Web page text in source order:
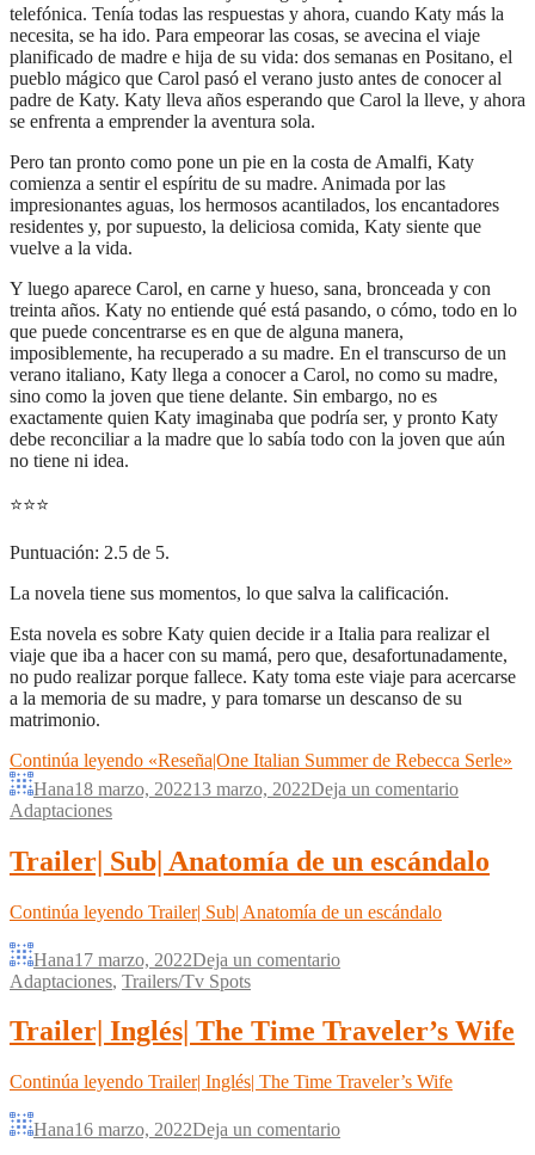
telefónica. Tenía todas las respuestas y ahora, cuando Katy más la
necesita, se ha ido. Para empeorar las cosas, se avecina el viaje
planificado de madre e hija de su vida: dos semanas en Positano, el
pueblo mágico que Carol pasó el verano justo antes de conocer al
padre de Katy. Katy lleva años esperando que Carol la lleve, y ahora
se enfrenta a emprender la aventura sola.
Pero tan pronto como pone un pie en la costa de Amalfi, Katy
comienza a sentir el espíritu de su madre. Animada por las
impresionantes aguas, los hermosos acantilados, los encantadores
residentes y, por supuesto, la deliciosa comida, Katy siente que
vuelve a la vida.
Y luego aparece Carol, en carne y hueso, sana, bronceada y con
treinta años. Katy no entiende qué está pasando, o cómo, todo en lo
que puede concentrarse es en que de alguna manera,
imposiblemente, ha recuperado a su madre. En el transcurso de un
verano italiano, Katy llega a conocer a Carol, no como su madre,
sino como la joven que tiene delante. Sin embargo, no es
exactamente quien Katy imaginaba que podría ser, y pronto Katy
debe reconciliar a la madre que lo sabía todo con la joven que aún
no tiene ni idea.
⭐⭐⭐
Puntuación: 2.5 de 5.
La novela tiene sus momentos, lo que salva la calificación.
Esta novela es sobre Katy quien decide ir a Italia para realizar el
viaje que iba a hacer con su mamá, pero que, desafortunadamente,
no pudo realizar porque fallece. Katy toma este viaje para acercarse
a la memoria de su madre, y para tomarse un descanso de su
matrimonio.
Continúa leyendo «Reseña|One Italian Summer de Rebecca Serle»
Hana18 marzo, 202213 marzo, 2022Deja un comentario
Adaptaciones
Trailer| Sub| Anatomía de un escándalo
Continúa leyendo Trailer| Sub| Anatomía de un escándalo
Hana17 marzo, 2022Deja un comentario
Adaptaciones, Trailers/Tv Spots
Trailer| Inglés| The Time Traveler’s Wife
Continúa leyendo Trailer| Inglés| The Time Traveler’s Wife
Hana16 marzo, 2022Deja un comentario